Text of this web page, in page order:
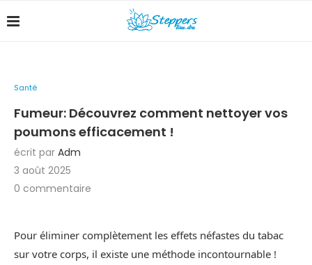
Santé
Fumeur: Découvrez comment nettoyer vos
poumons efficacement !
écrit par Adm
3 août 2025
0 commentaire
Pour éliminer complètement les effets néfastes du tabac
sur votre corps, il existe une méthode incontournable !